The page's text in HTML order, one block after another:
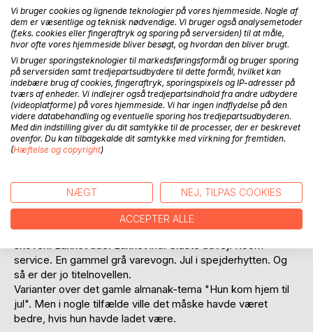
LÆG I INDKØBSKURVEN
Føj til ønskeliste
Anmeld titel
Barske julehistorier - absolut kun for voksne. Har vi det ikke
hyggeligt. Har far fået det bedre? Kommer gående gennem
skoven. Lukket ude. Lukket ind. Sidste udvej. Room
service. En gammel grå varevogn. Jul i spejderhytten. Og
så er der jo titelnovellen.
Varianter over det gamle almanak-tema "Hun kom hjem til
jul". Men i nogle tilfælde ville det måske havde været
bedre, hvis hun havde ladet være.
Vi bruger cookies og lignende teknologier på vores hjemmeside. Nogle af
dem er væsentlige og teknisk nødvendige. Vi bruger også analysemetoder
(f.eks. cookies eller fingeraftryk og sporing på serversiden) til at måle,
hvor ofte vores hjemmeside bliver besøgt, og hvordan den bliver brugt.
Vi bruger sporingsteknologier til markedsføringsformål og bruger sporing
på serversiden samt tredjepartsudbydere til dette formål, hvilket kan
indebære brug af cookies, fingeraftryk, sporingspixels og IP-adresser på
tværs af enheder. Vi indlejrer også tredjepartsindhold fra andre udbydere
(videoplatforme) på vores hjemmeside. Vi har ingen indflydelse på den
videre databehandling og eventuelle sporing hos tredjepartsudbyderen.
Med din indstilling giver du dit samtykke til de processer, der er beskrevet
ovenfor. Du kan tilbagekalde dit samtykke med virkning for fremtiden.
(Hæftelse og copyright)
NÆGT NEJ, TILPAS COOKIES
ACCEPTER ALLE